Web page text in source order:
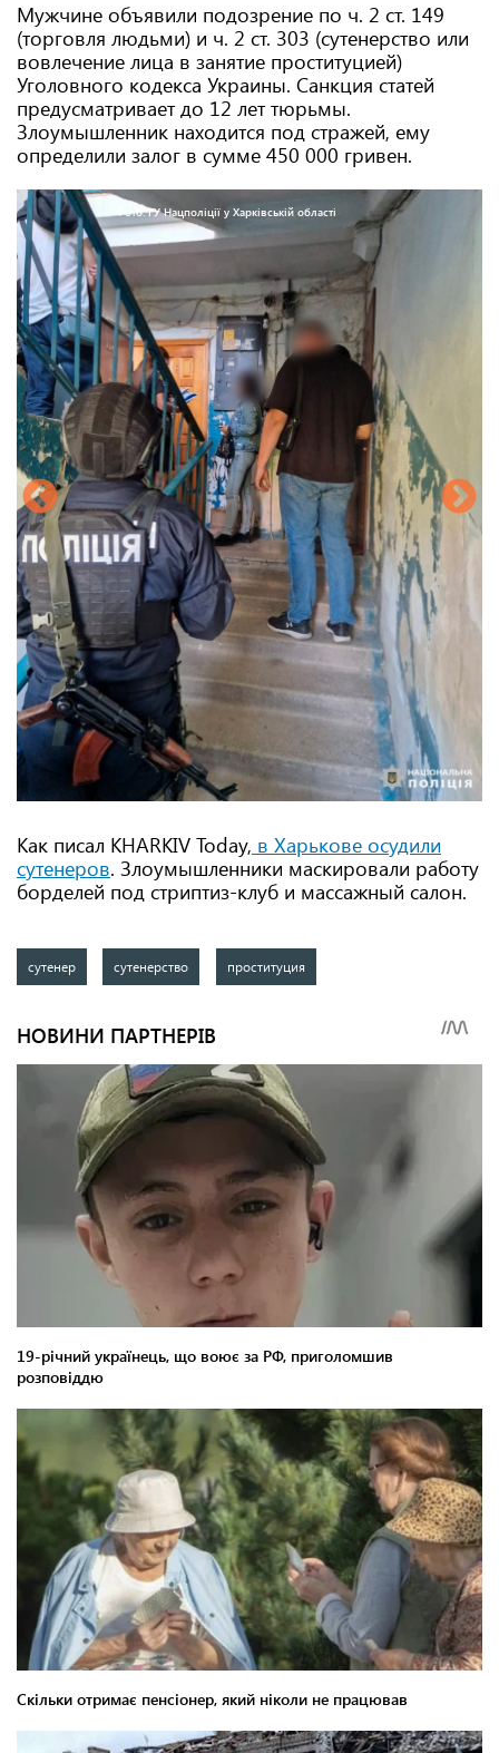
Мужчине объявили подозрение по ч. 2 ст. 149
(торговля людьми) и ч. 2 ст. 303 (сутенерство или
вовлечение лица в занятие проституцией)
Уголовного кодекса Украины. Санкция статей
предусматривает до 12 лет тюрьмы.
Злоумышленник находится под стражей, ему
определили залог в сумме 450 000 гривен.
Фото: ГУ Нацполіції у Харківській області
Как писал KHARKIV Today, в Харькове осудили
сутенеров. Злоумышленники маскировали работу
борделей под стриптиз-клуб и массажный салон.
сутенер сутенерство проституция